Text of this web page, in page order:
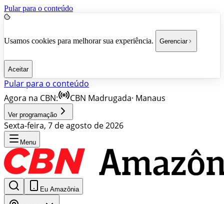
Pular para o conteúdo
Usamos cookies para melhorar sua experiência. Gerenciar
Aceitar
Pular para o conteúdo
Agora na CBN:
CBN Madrugada· Manaus
Ver programação
Sexta-feira, 7 de agosto de 2026
Menu
Eu Amazônia